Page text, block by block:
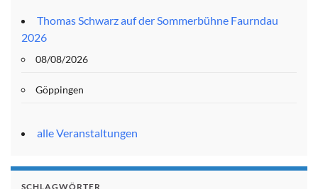
Thomas Schwarz auf der Sommerbühne Faurndau
2026
08/08/2026
Göppingen
alle Veranstaltungen
SCHLAGWÖRTER